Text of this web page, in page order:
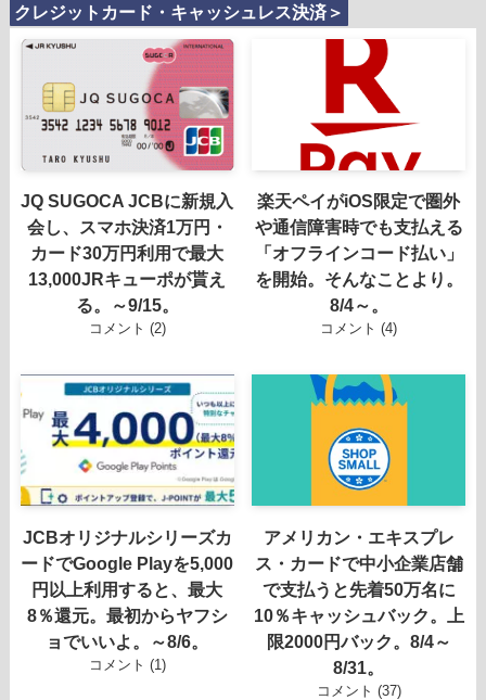
クレジットカード・キャッシュレス決済＞
JQ SUGOCA JCBに新規入
会し、スマホ決済1万円・
カード30万円利用で最大
13,000JRキューポが貰え
る。～9/15。
コメント (2)
楽天ペイがiOS限定で圏外
や通信障害時でも支払える
「オフラインコード払い」
を開始。そんなことより。
8/4～。
コメント (4)
JCBオリジナルシリーズカ
ードでGoogle Playを5,000
円以上利用すると、最大
8％還元。最初からヤフシ
ョでいいよ。～8/6。
コメント (1)
アメリカン・エキスプレ
ス・カードで中小企業店舗
で支払うと先着50万名に
10％キャッシュバック。上
限2000円バック。8/4～
8/31。
コメント (37)